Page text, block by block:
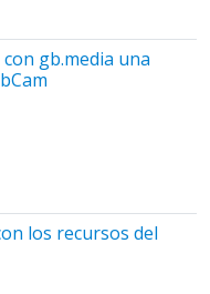
gb.media una
los recursos del